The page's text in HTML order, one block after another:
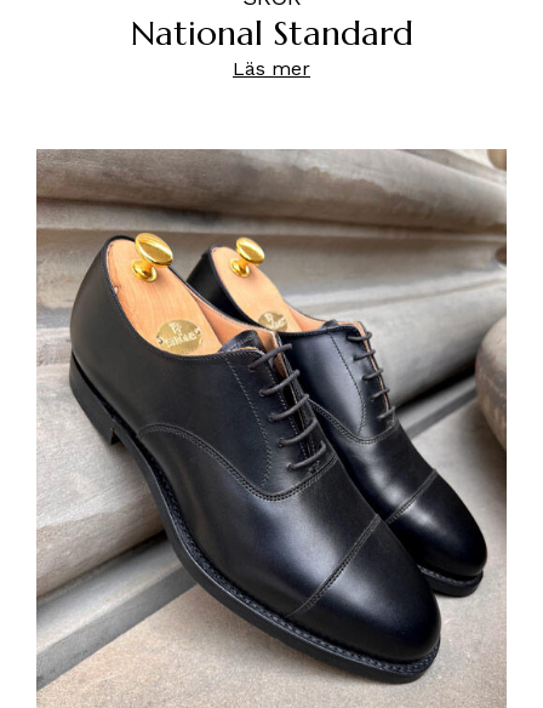
National Standard
Läs mer